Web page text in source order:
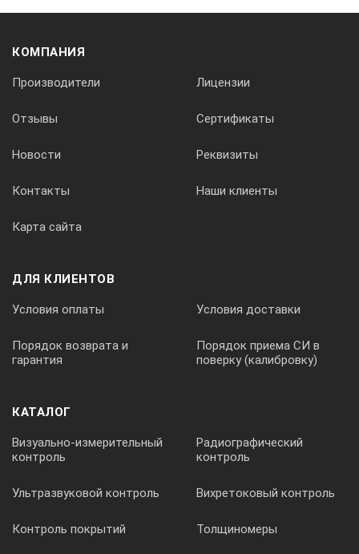
КОМПАНИЯ
Производители Лицензии
Отзывы Сертификаты
Новости Реквизиты
Контакты Наши клиенты
Карта сайта
ДЛЯ КЛИЕНТОВ
Условия оплаты Условия доставки
Порядок возврата и
гарантия
Порядок приема СИ в
поверку (калибровку)
КАТАЛОГ
Визуально-измерительный
контроль
Радиографический
контроль
Ультразвуковой контроль Вихретоковый контроль
Контроль покрытий Толщиномеры